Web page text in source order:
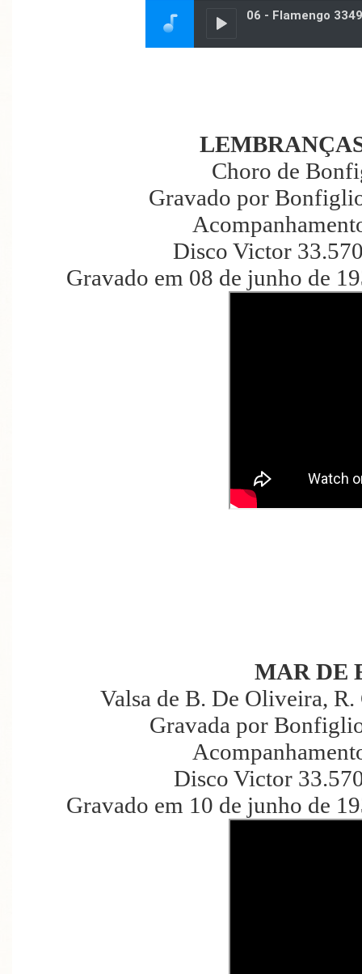
Choro de
Gravado por
Disco Victor
Gravado em 08 de junho de
MAR DE
Valsa de B. De Oliveira,
Gravada por
Disco Victor
Gravado em 10 de junho de